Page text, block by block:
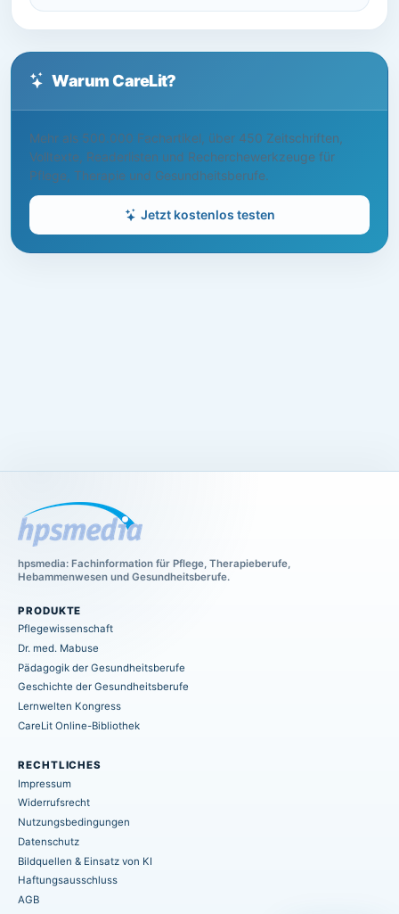
Warum CareLit?
Mehr als 500.000 Fachartikel, über 450 Zeitschriften,
Volltexte, Readerlisten und Recherchewerkzeuge für
Pflege, Therapie und Gesundheitsberufe.
Jetzt kostenlos testen
hpsmedia: Fachinformation für Pflege, Therapieberufe,
Hebammenwesen und Gesundheitsberufe.
PRODUKTE
Pflegewissenschaft
Dr. med. Mabuse
Pädagogik der Gesundheitsberufe
Geschichte der Gesundheitsberufe
Lernwelten Kongress
CareLit Online-Bibliothek
RECHTLICHES
Impressum
Widerrufsrecht
Nutzungsbedingungen
Datenschutz
Bildquellen & Einsatz von KI
Haftungsausschluss
AGB